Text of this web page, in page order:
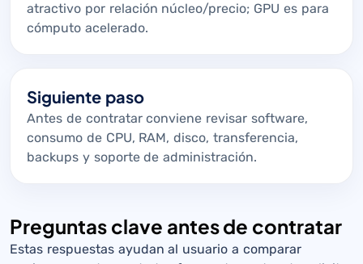
atractivo por relación núcleo/precio; GPU es para
cómputo acelerado.
Siguiente paso
Antes de contratar conviene revisar software,
consumo de CPU, RAM, disco, transferencia,
backups y soporte de administración.
Preguntas clave antes de contratar
Estas respuestas ayudan al usuario a comparar